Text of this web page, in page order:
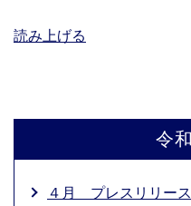
読み上げる
令
４月 プレスリリース